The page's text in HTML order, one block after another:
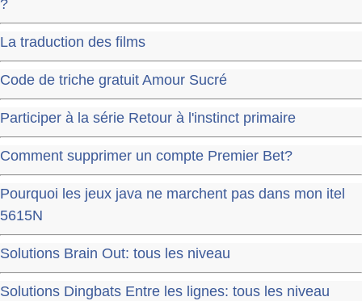
?
La traduction des films
Code de triche gratuit Amour Sucré
Participer à la série Retour à l'instinct primaire
Comment supprimer un compte Premier Bet?
Pourquoi les jeux java ne marchent pas dans mon itel
5615N
Solutions Brain Out: tous les niveau
Solutions Dingbats Entre les lignes: tous les niveau